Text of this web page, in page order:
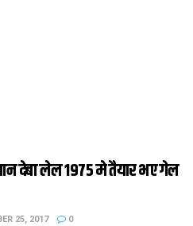
देबा लेल 1975 मे तैयार भए गेल
25, 2017 0